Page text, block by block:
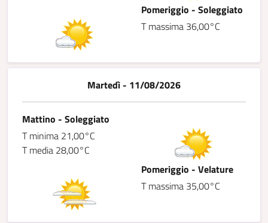
Pomeriggio - Soleggiato
T massima 36,00°C
Martedì - 11/08/2026
Mattino - Soleggiato
T minima 21,00°C
T media 28,00°C
Pomeriggio - Velature
T massima 35,00°C